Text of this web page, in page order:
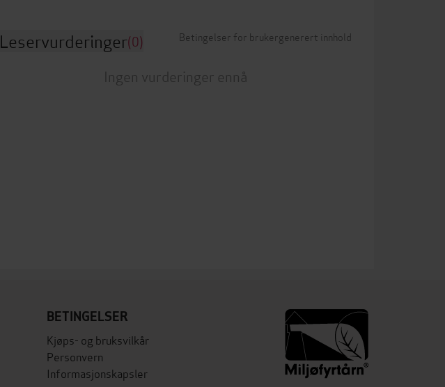
Leservurderinger(0) Betingelser for brukergenerert innhold
Ingen vurderinger ennå
BETINGELSER
Kjøps- og bruksvilkår
Personvern
Informasjonskapsler